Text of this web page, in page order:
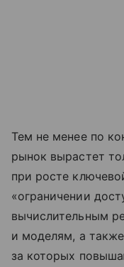
Тем не менее по
рынок вырастет
при росте
«ограничении
вычислительным
и моделям, а
за которых